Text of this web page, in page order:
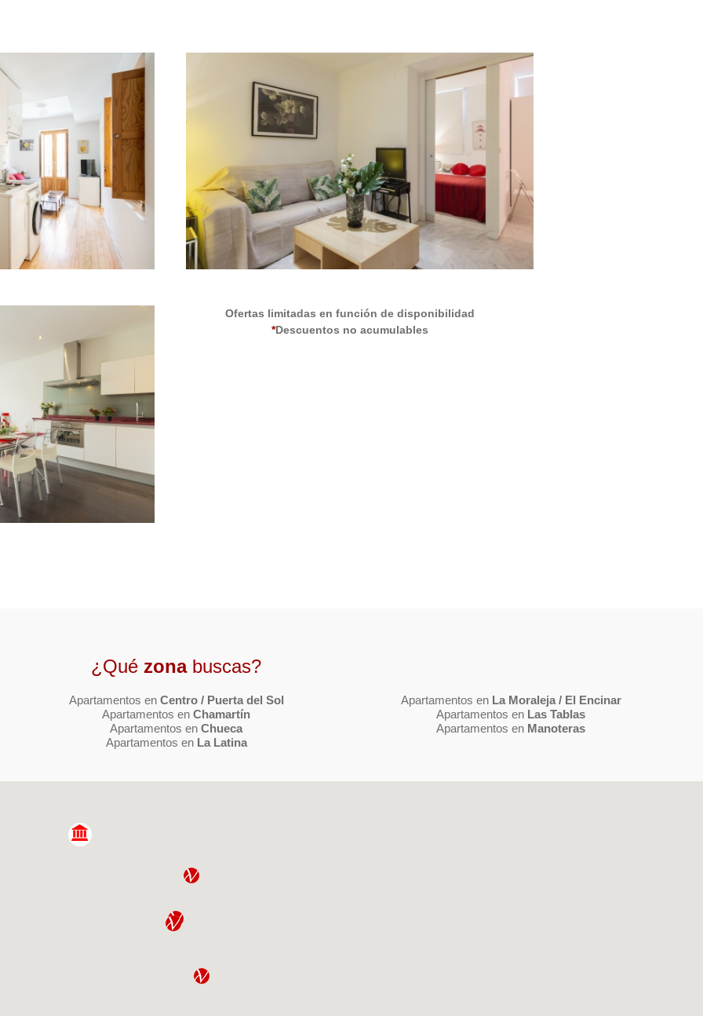
2
Ofertas limitadas en función de disponibilidad
*Descuentos no acumulables
¿Qué zonabuscas?
Apartamentos en Centro / Puerta del Sol
Apartamentos enChamartín
Apartamentos enChueca
Apartamentos en La Latina
Apartamentos en La Moraleja / El Encinar
Apartamentos en Las Tablas
Apartamentos en Manoteras